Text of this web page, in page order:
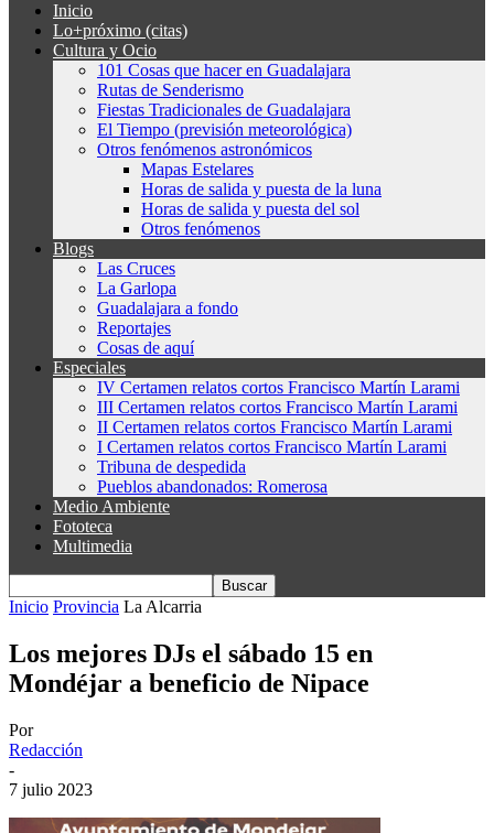
Inicio
Lo+próximo (citas)
Cultura y Ocio
101 Cosas que hacer en Guadalajara
Rutas de Senderismo
Fiestas Tradicionales de Guadalajara
El Tiempo (previsión meteorológica)
Otros fenómenos astronómicos
Mapas Estelares
Horas de salida y puesta de la luna
Horas de salida y puesta del sol
Otros fenómenos
Blogs
Las Cruces
La Garlopa
Guadalajara a fondo
Reportajes
Cosas de aquí
Especiales
IV Certamen relatos cortos Francisco Martín Larami
III Certamen relatos cortos Francisco Martín Larami
II Certamen relatos cortos Francisco Martín Larami
I Certamen relatos cortos Francisco Martín Larami
Tribuna de despedida
Pueblos abandonados: Romerosa
Medio Ambiente
Fototeca
Multimedia
Inicio Provincia La Alcarria
Los mejores DJs el sábado 15 en
Mondéjar a beneficio de Nipace
Por
Redacción
-
7 julio 2023